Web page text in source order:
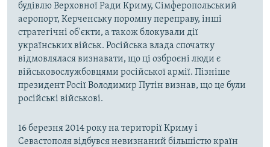
будівлю Верховної Ради Криму, Сімферопольський
аеропорт, Керченську поромну переправу, інші
стратегічні об'єкти, а також блокували дії
українських військ. Російська влада спочатку
відмовлялася визнавати, що ці озброєні люди є
військовослужбовцями російської армії. Пізніше
президент Росії Володимир Путін визнав, що це були
російські військові.
16 березня 2014 року на території Криму і
Севастополя відбувся невизнаний більшістю країн